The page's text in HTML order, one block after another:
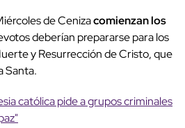
de Cenizacomienzan los
deberían prepararse para los
y Resurrección de Cristo, que
Santa.
católica pide a grupos criminales